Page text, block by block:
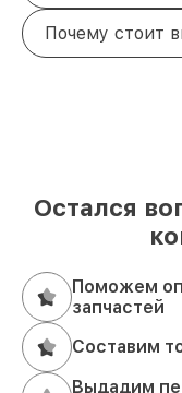
Почему стоит
Остался
Поможем
запчастей
Составим
Выдадим